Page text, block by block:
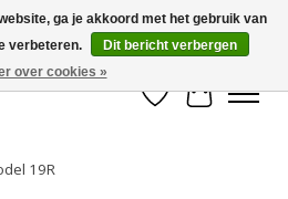
en het opruwen van betonvloeren!
Verlanglijst
19R
ga je akkoord met het gebruik van
verbeteren.
Dit bericht verbergen
over cookies »